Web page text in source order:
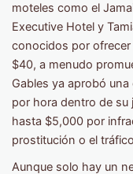
moteles como el
Executive Hotel y
conocidos por ofrecer
$40, a menudo
Gables ya aprobó
por hora dentro de
hasta $5,000 por
prostitución o el
Aunque solo hay un